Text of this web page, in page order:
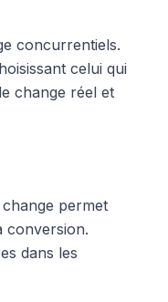
concurrentiels.
celui qui
change réel et
permet
conversion.
dans les